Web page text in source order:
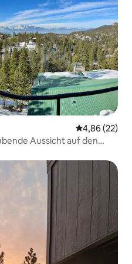
4,86 (22)
Aussicht auf den